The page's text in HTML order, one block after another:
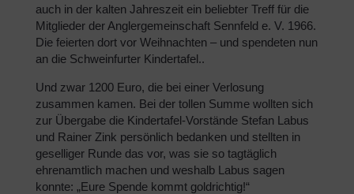
auch in der kalten Jahreszeit ein beliebter Treff für die
Mitglieder der Anglergemeinschaft Sennfeld e. V. 1966.
Die feierten dort vor Weihnachten – und spendeten nun
an die Schweinfurter Kindertafel..
Und zwar 1200 Euro, die bei einer Verlosung
zusammen kamen. Bei der tollen Summe wollten sich
zur Übergabe die Kindertafel-Vorstände Stefan Labus
und Rainer Zink persönlich bedanken und stellten in
geselliger Runde das vor, was sie so tagtäglich
ehrenamtlich machen und weshalb Labus sagen
konnte: „Eure Spende kommt goldrichtig!“